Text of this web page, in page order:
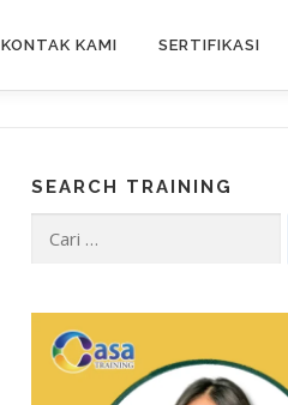
KONTAK KAMI SERTIFIKASI
SEARCH TRAINING
untuk: